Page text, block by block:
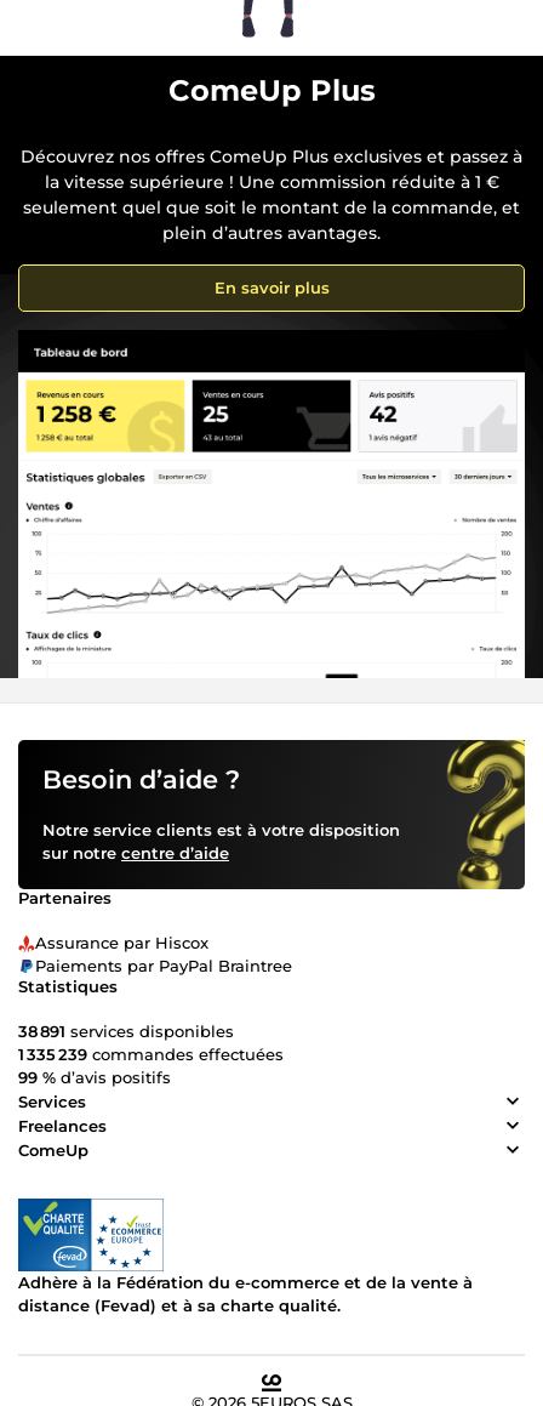
ComeUp Plus
Découvrez nos offres ComeUp Plus exclusives et passez à
la vitesse supérieure ! Une commission réduite à 1 €
seulement quel que soit le montant de la commande, et
plein d’autres avantages.
En savoir plus
Besoin d’aide ?
Notre service clients est à votre disposition
sur notre centre d’aide
Partenaires
Assurance par Hiscox
Paiements par PayPal Braintree
Statistiques
38 891 services disponibles
1 335 239 commandes effectuées
99 % d’avis positifs
Services
Freelances
ComeUp
Adhère à la Fédération du e-commerce et de la vente à
distance (Fevad) et à sa charte qualité.